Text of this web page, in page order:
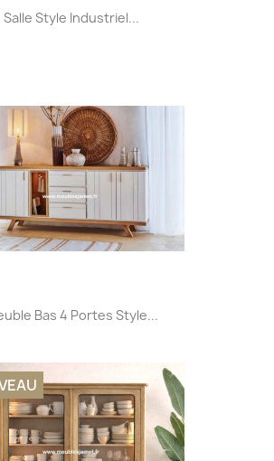
Salle Style Industriel...
Bas 4 Portes Style...